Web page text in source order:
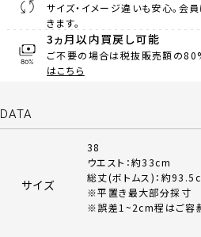
サイズ・イメージ違いも安心。会
きます。
3ヵ月以内買戻し可能
ご不要の場合は税抜販売額の
はこちら
DATA
サイズ
38
ウエスト：約33cm
総丈(ボトムス)：約
※平置き最大部分採寸
※誤差1~2cm程はご容